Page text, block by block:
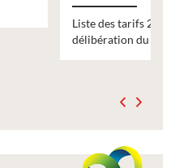
municipaux,
du 19 décembre 2025